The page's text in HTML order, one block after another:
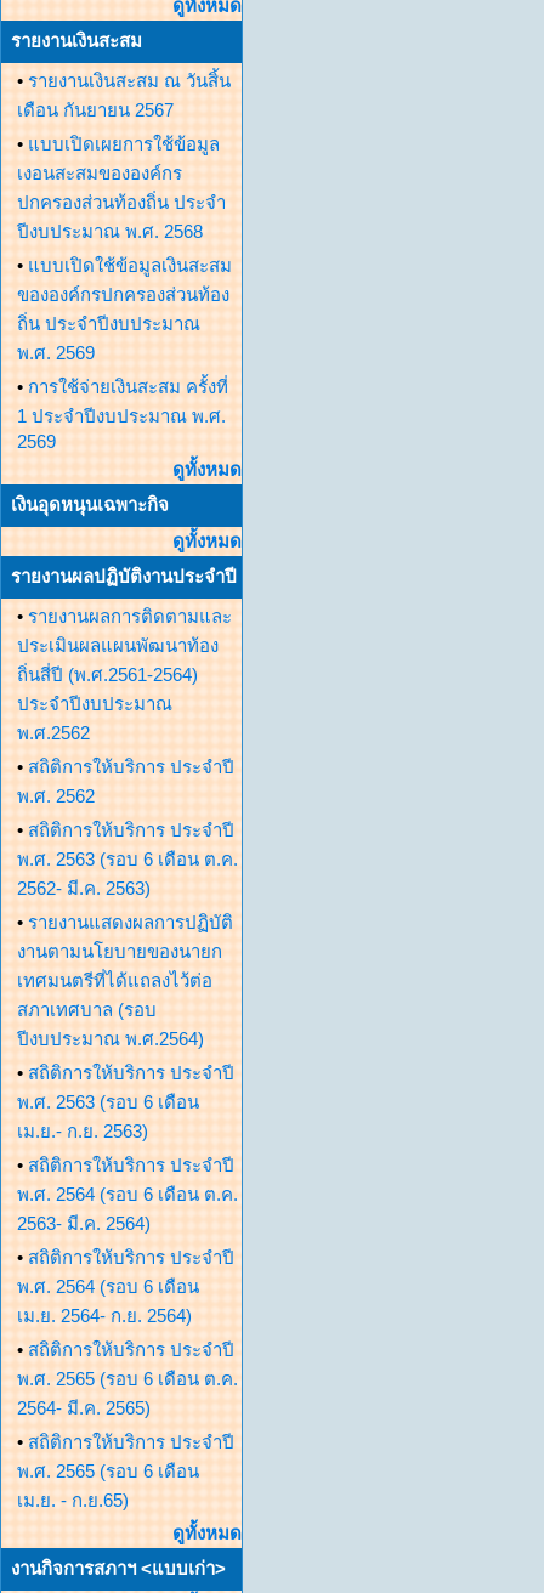
ดูทั้งหมด
รายงานเงินสะสม
• รายงานเงินสะสม ณ วันสิ้น
เดือน กันยายน 2567
• แบบเปิดเผยการใช้ข้อมูล
เงอนสะสมขององค์กร
ปกครองส่วนท้องถิ่น ประจำ
ปีงบประมาณ พ.ศ. 2568
• แบบเปิดใช้ข้อมูลเงินสะสม
ขององค์กรปกครองส่วนท้อง
ถิ่น ประจำปีงบประมาณ
พ.ศ. 2569
• การใช้จ่ายเงินสะสม ครั้งที่
1 ประจำปีงบประมาณ พ.ศ.
2569
ดูทั้งหมด
เงินอุดหนุนเฉพาะกิจ
ดูทั้งหมด
รายงานผลปฏิบัติงานประจำปี
• รายงานผลการติดตามและ
ประเมินผลแผนพัฒนาท้อง
ถิ่นสี่ปี (พ.ศ.2561-2564)
ประจำปีงบประมาณ
พ.ศ.2562
• สถิติการให้บริการ ประจำปี
พ.ศ. 2562
• สถิติการให้บริการ ประจำปี
พ.ศ. 2563 (รอบ 6 เดือน ต.ค.
2562- มี.ค. 2563)
• รายงานแสดงผลการปฏิบัติ
งานตามนโยบายของนายก
เทศมนตรีที่ได้แถลงไว้ต่อ
สภาเทศบาล (รอบ
ปีงบประมาณ พ.ศ.2564)
• สถิติการให้บริการ ประจำปี
พ.ศ. 2563 (รอบ 6 เดือน
เม.ย.- ก.ย. 2563)
• สถิติการให้บริการ ประจำปี
พ.ศ. 2564 (รอบ 6 เดือน ต.ค.
2563- มี.ค. 2564)
• สถิติการให้บริการ ประจำปี
พ.ศ. 2564 (รอบ 6 เดือน
เม.ย. 2564- ก.ย. 2564)
• สถิติการให้บริการ ประจำปี
พ.ศ. 2565 (รอบ 6 เดือน ต.ค.
2564- มี.ค. 2565)
• สถิติการให้บริการ ประจำปี
พ.ศ. 2565 (รอบ 6 เดือน
เม.ย. - ก.ย.65)
ดูทั้งหมด
งานกิจการสภาฯ <แบบเก่า>